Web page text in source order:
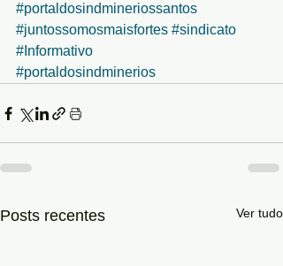
#portaldosindmineriossantos
#juntossomosmaisfortes #sindicato
#Informativo
#portaldosindminerios
Posts recentes Ver tudo